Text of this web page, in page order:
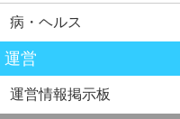
病・ヘルス
運営
運営情報掲示板